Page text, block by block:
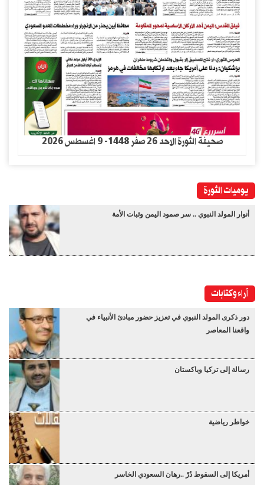
صحيفة الثورة الاحد 26 صفر 1448- 9 اغسطس 2026
يوميات الثورة
أنوار المولد النبوي .. سر صمود اليمن وثبات الأمة
آراء وكتابات
دور ذكرى المولد النبوي في تعزيز حضور مبادئ الأنبياء في
واقعنا المعاصر
رسالة إلى تركيا وباكستان
خواطر رياضية
أمريكا إلى السقوط دُرْ ..رهان السعودي الخاسر